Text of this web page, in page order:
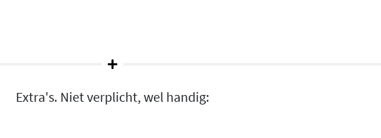
Extra's. Niet verplicht, wel handig: